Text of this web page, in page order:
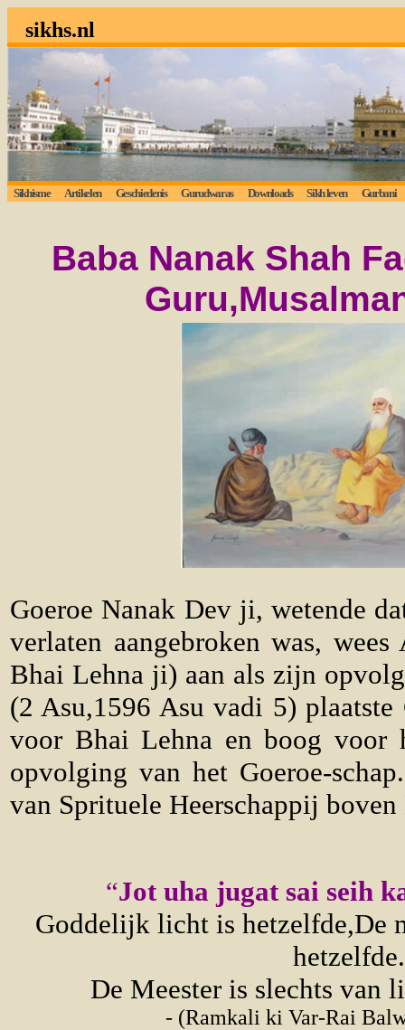
sikhs.nl
Sikhisme Artikelen Geschiedenis Gurudwaras Downloads Sikh leven Gurbani
Baba Nanak Shah
Goeroe Nanak Dev ji, wetende
verlaten aangebroken was,
Bhai Lehna ji) aan als zijn
(2 Asu,1596 Asu vadi 5)
voor Bhai Lehna en boog voor
opvolging van het Goeroe-
van Sprituele Heerschappij
“Jot uha jugat sai seih
Goddelijk licht is hetzelfde,De
hetzelfde.
De Meester is slechts van
- (Ramkali ki Var-Rai